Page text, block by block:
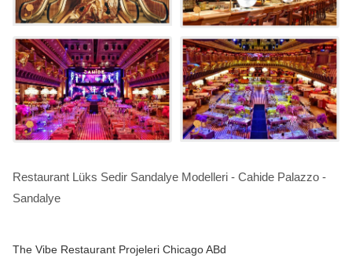
The Vibe Restaurant Projeleri Chicago ABd
Restaurant Lüks Sedir Sandalye Modelleri - Cahide Palazzo -
Sandalye